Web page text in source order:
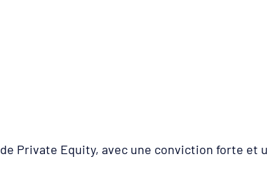
Private Equity, avec une conviction forte